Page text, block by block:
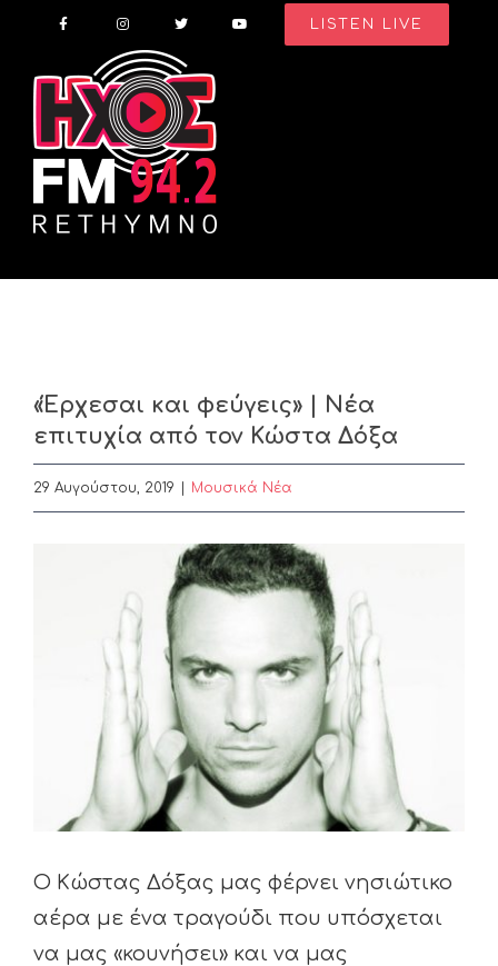
content
LISTEN LIVE
«Έρχεσαι και φεύγεις» | Νέα
επιτυχία από τον Κώστα Δόξα
29 Αυγούστου, 2019 Μουσικά Νέα
Ο Κώστας Δόξας μας φέρνει νησιώτικο
αέρα με ένα τραγούδι που υπόσχεται
να μας «κουνήσει» και να μας